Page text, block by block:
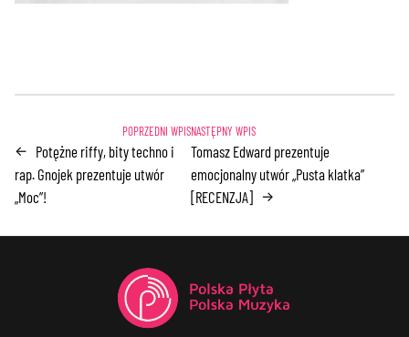
← Potężne riffy, bity techno i
rap. Gnojek prezentuje utwór
„Moc”!
Tomasz Edward prezentuje
emocjonalny utwór „Pusta klatka”
[RECENZJA] →